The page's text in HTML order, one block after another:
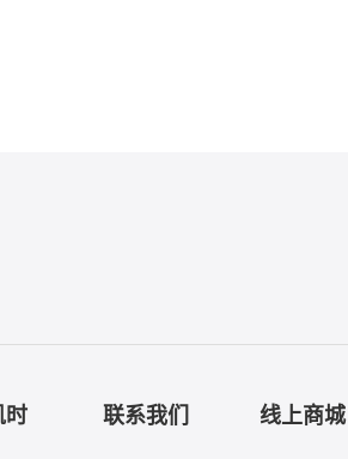
时 联系我们 线上商城